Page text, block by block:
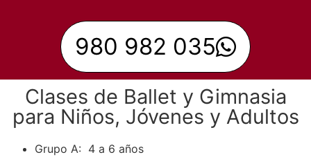
980 982 035
Clases de Ballet y Gimnasia
para Niños, Jóvenes y Adultos
Grupo A: 4 a 6 años